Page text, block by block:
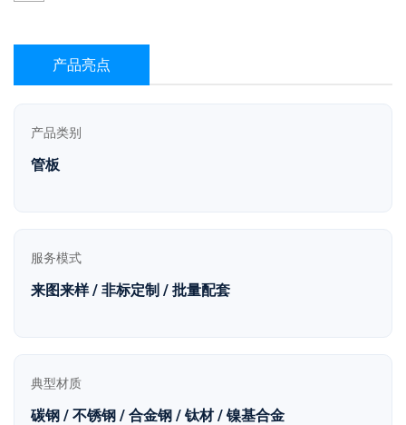
产品亮点
产品类别
管板
服务模式
来图来样 / 非标定制 / 批量配套
典型材质
碳钢 / 不锈钢 / 合金钢 / 钛材 / 镍基合金